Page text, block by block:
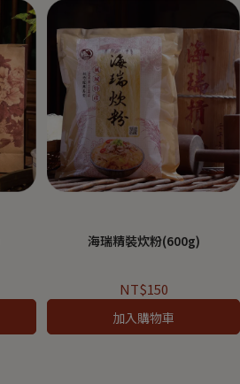
海瑞精裝炊粉(600g)
NT$150
加入購物車